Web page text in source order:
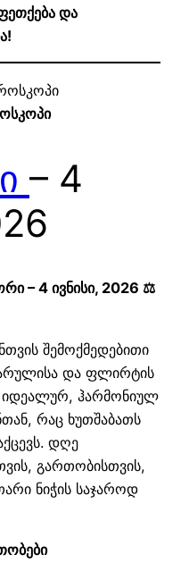
და
– 4
– 4 ივნისი, 2026 ⚖️
შემოქმედებითი
და ფლირტის
ჰარმონიულ
რაც ხუთშაბათს
დღე
გართობისთვის,
ნიჭის საჯაროდ